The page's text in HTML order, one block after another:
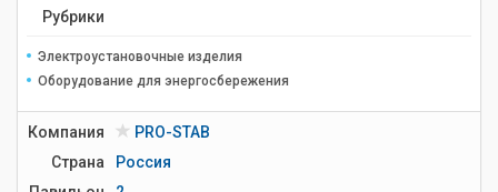
Рубрики
Электроустановочные изделия
Оборудование для энергосбережения
Компания
PRO-STAB
Страна
Россия